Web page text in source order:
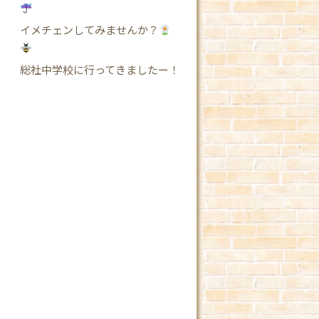
イメチェンしてみませんか？
総社中学校に行ってきましたー！